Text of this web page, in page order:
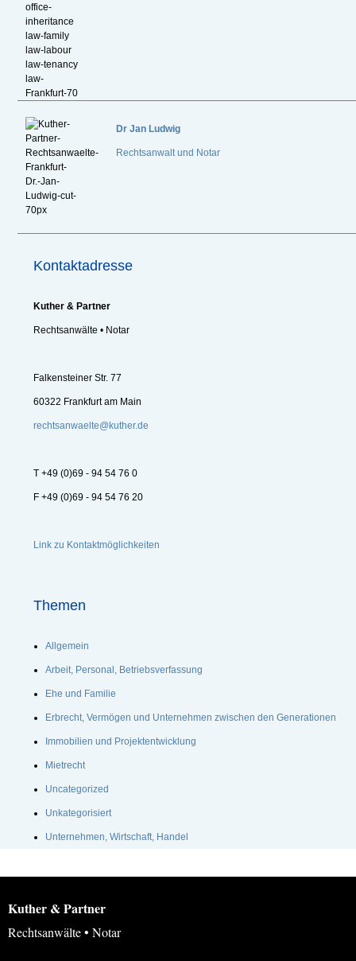
Dr Jan Ludwig
Rechtsanwalt und Notar
Kontaktadresse
Kuther & Partner
Rechtsanwälte • Notar
Falkensteiner Str. 77
60322 Frankfurt am Main
rechtsanwaelte@kuther.de
T +49 (0)69 - 94 54 76 0
F +49 (0)69 - 94 54 76 20
Link zu Kontaktmöglichkeiten
Themen
Allgemein
Arbeit, Personal, Betriebsverfassung
Ehe und Familie
Erbrecht, Vermögen und Unternehmen zwischen den Generationen
Immobilien und Projektentwicklung
Mietrecht
Uncategorized
Unkategorisiert
Unternehmen, Wirtschaft, Handel
Kuther & Partner
Rechtsanwälte • Notar